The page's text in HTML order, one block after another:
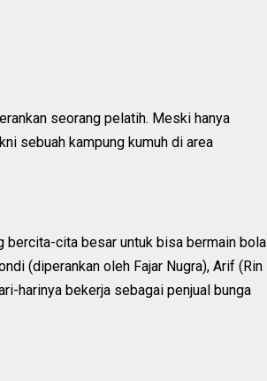
seorang pelatih. Meski hanya
sebuah kampung kumuh di area
cita besar untuk bisa bermain bola
(diperankan oleh Fajar Nugra), Arif (Rin
harinya bekerja sebagai penjual bunga